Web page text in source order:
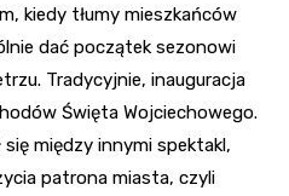
kiedy tłumy mieszkańców
dać początek sezonowi
Tradycyjnie, inauguracja
Święta Wojciechowego.
się między innymi spektakl,
patrona miasta, czyli